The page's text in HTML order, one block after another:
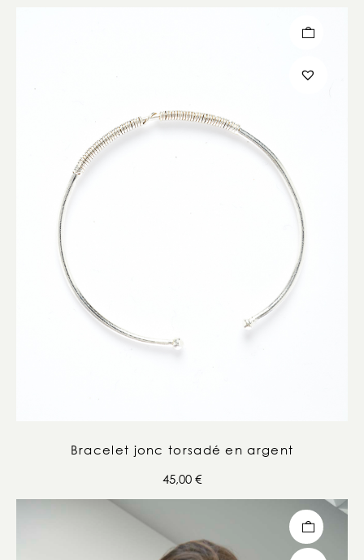
Bracelet jonc torsadé en argent
45,00 €